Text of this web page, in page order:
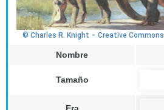
© Charles R. Knight - Creative Commons
Nombre
Tamaño